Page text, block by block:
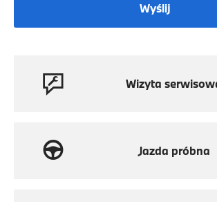
Wyślij
Wizyta
Jazda próbna